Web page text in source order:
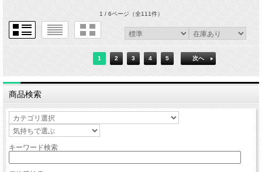
1 / 6ページ（全111件）
1 2 3 4 5 次へ
商品検索
キーワード検索